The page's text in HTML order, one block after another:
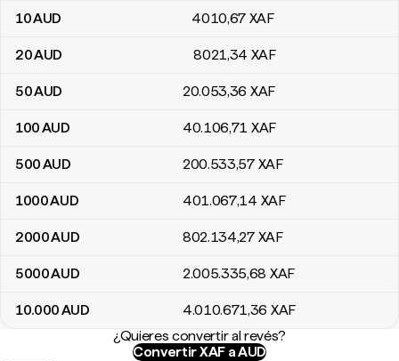
10AUD 4010,67 XAF
20AUD 8021,34 XAF
50AUD 20.053,36 XAF
100AUD 40.106,71 XAF
500AUD 200.533,57 XAF
1000AUD 401.067,14 XAF
2000AUD 802.134,27 XAF
5000AUD 2.005.335,68 XAF
10.000AUD 4.010.671,36 XAF
¿Quieres convertir al revés?
Convertir XAF a AUD